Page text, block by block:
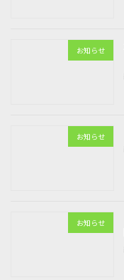
お知らせ
お知らせ
お知らせ